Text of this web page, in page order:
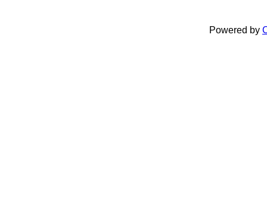
Powered by